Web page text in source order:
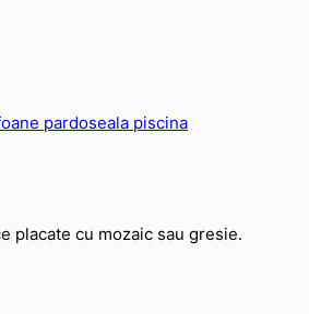
pardoseala piscina
placate cu mozaic sau gresie.